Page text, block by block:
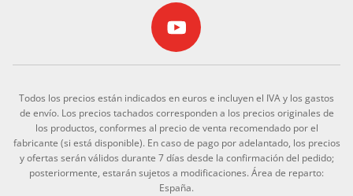
Todos los precios están indicados en euros e incluyen el IVA y los gastos
de envío. Los precios tachados corresponden a los precios originales de
los productos, conformes al precio de venta recomendado por el
fabricante (si está disponible). En caso de pago por adelantado, los precios
y ofertas serán válidos durante 7 días desde la confirmación del pedido;
posteriormente, estarán sujetos a modificaciones. Área de reparto:
España.